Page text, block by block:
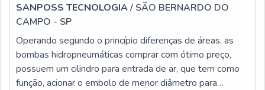
SANPOSS TECNOLOGIA/ SÃO BERNARDO DO
CAMPO - SP
Operando segundo o princípio diferenças de áreas, as
bombas hidropneumáticas comprar com ótimo preço,
possuem um cilindro para entrada de ar, que tem como
função, acionar o embolo de menor diâmetro para